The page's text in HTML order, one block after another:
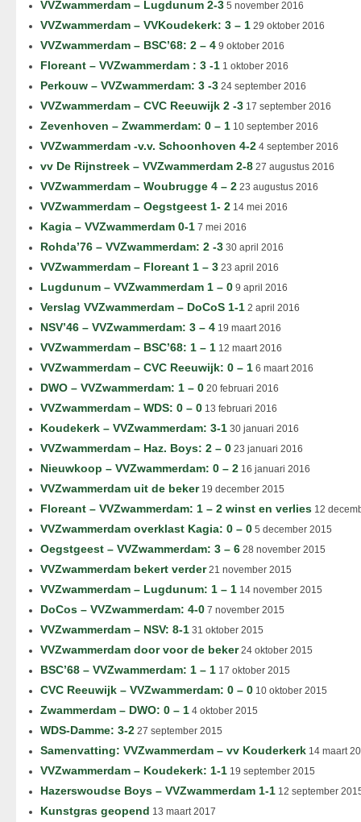
VVZwammerdam – Lugdunum 2-3 5 november 2016
VVZwammerdam – VVKoudekerk: 3 – 1 29 oktober 2016
VVZwammerdam – BSC’68: 2 – 4 9 oktober 2016
Floreant – VVZwammerdam : 3 -1 1 oktober 2016
Perkouw – VVZwammerdam: 3 -3 24 september 2016
VVZwammerdam – CVC Reeuwijk 2 -3 17 september 2016
Zevenhoven – Zwammerdam: 0 – 1 10 september 2016
VVZwammerdam -v.v. Schoonhoven 4-2 4 september 2016
vv De Rijnstreek – VVZwammerdam 2-8 27 augustus 2016
VVZwammerdam – Woubrugge 4 – 2 23 augustus 2016
VVZwammerdam – Oegstgeest 1- 2 14 mei 2016
Kagia – VVZwammerdam 0-1 7 mei 2016
Rohda’76 – VVZwammerdam: 2 -3 30 april 2016
VVZwammerdam – Floreant 1 – 3 23 april 2016
Lugdunum – VVZwammerdam 1 – 0 9 april 2016
Verslag VVZwammerdam – DoCoS 1-1 2 april 2016
NSV’46 – VVZwammerdam: 3 – 4 19 maart 2016
VVZwammerdam – BSC’68: 1 – 1 12 maart 2016
VVZwammerdam – CVC Reeuwijk: 0 – 1 6 maart 2016
DWO – VVZwammerdam: 1 – 0 20 februari 2016
VVZwammerdam – WDS: 0 – 0 13 februari 2016
Koudekerk – VVZwammerdam: 3-1 30 januari 2016
VVZwammerdam – Haz. Boys: 2 – 0 23 januari 2016
Nieuwkoop – VVZwammerdam: 0 – 2 16 januari 2016
VVZwammerdam uit de beker19 december 2015
Floreant – VVZwammerdam: 1 – 2 winst en verlies 12
VVZwammerdam overklast Kagia: 0 – 0 5 december 2015
Oegstgeest – VVZwammerdam: 3 – 6 28 november 2015
VVZwammerdam bekert verder21 november 2015
VVZwammerdam – Lugdunum: 1 – 1 14 november 2015
DoCos – VVZwammerdam: 4-0 7 november 2015
VVZwammerdam – NSV: 8-1 31 oktober 2015
VVZwammerdam door voor de beker24 oktober 2015
BSC’68 – VVZwammerdam: 1 – 1 17 oktober 2015
CVC Reeuwijk – VVZwammerdam: 0 – 0 10 oktober 2015
Zwammerdam – DWO: 0 – 1 4 oktober 2015
WDS-Damme: 3-2 27 september 2015
Samenvatting: VVZwammerdam – vv Kouderkerk 14 maart
VVZwammerdam – Koudekerk: 1-1 19 september 2015
Hazerswoudse Boys – VVZwammerdam 1-1 12 september
Kunstgras geopend 13 maart 2017